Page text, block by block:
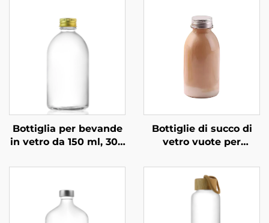
Bottiglia per bevande
in vetro da 150 ml, 300
personalizzata
Bottiglie di succo di
vetro vuote per
latte da 360 ml
all'ingrosso